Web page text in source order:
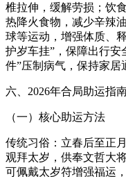
椎拉伸，缓解劳损；饮
热降火食物，减少辛辣
球等运动，增强体质、
护岁车挂”，保障出行安
件”压制病气，保持家居
六、2026年合局助运指
（一）核心助运方法
传统习俗：立春后至正
观拜太岁，供奉文哲大
可佩戴太岁符增强福运